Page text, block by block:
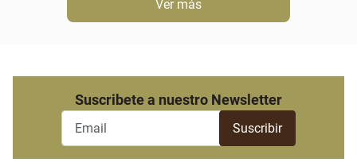
Ver más
Suscribete a nuestro Newsletter